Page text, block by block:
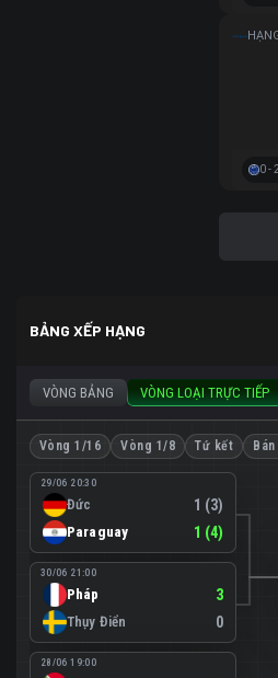
0 - 2
BẢNG XẾP HẠNG
VÒNG BẢNG VÒNG LOẠI TRỰC TIẾP
Vòng 1/16 Vòng 1/8 Tứ kết
29/06 20:30
Đức 1 (3)
Paraguay 1 (4)
30/06 21:00
Pháp 3
Thụy Điển 0
28/06 19:00